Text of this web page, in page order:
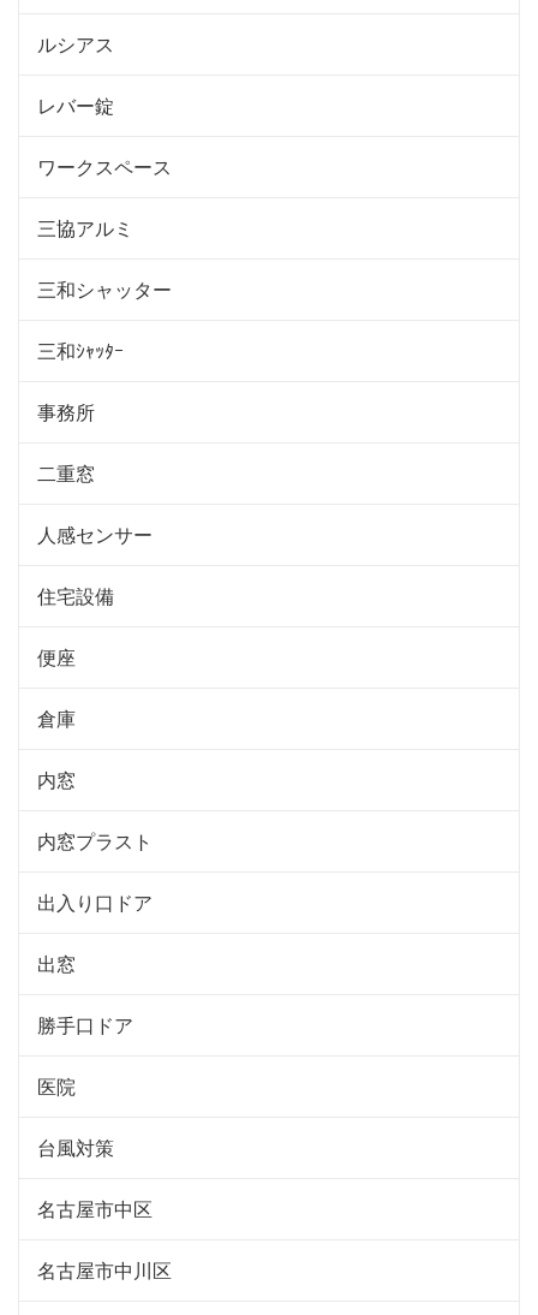
ルシアス
レバー錠
ワークスペース
三協アルミ
三和シャッター
三和ｼｬｯﾀｰ
事務所
二重窓
人感センサー
住宅設備
便座
倉庫
内窓
内窓プラスト
出入り口ドア
出窓
勝手口ドア
医院
台風対策
名古屋市中区
名古屋市中川区